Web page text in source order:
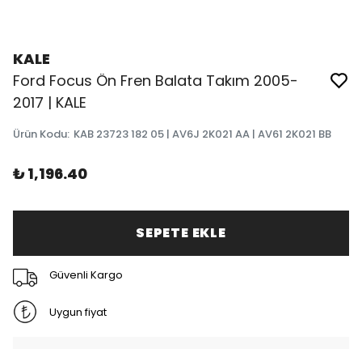
KALE
Ford Focus Ön Fren Balata Takım 2005-
2017 | KALE
Ürün Kodu: KAB 23723 182 05 | AV6J 2K021 AA | AV61 2K021 BB
₺ 1,196.40
SEPETE EKLE
Güvenli Kargo
Uygun fiyat